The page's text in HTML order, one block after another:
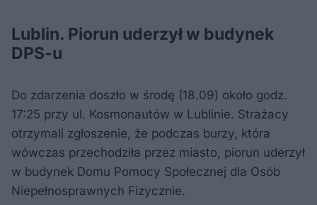
Lublin. Piorun uderzył w budynek
DPS-u
Do zdarzenia doszło w środę (18.09) około godz.
17:25 przy ul. Kosmonautów w Lublinie. Strażacy
otrzymali zgłoszenie, że podczas burzy, która
wówczas przechodziła przez miasto, piorun uderzył
w budynek Domu Pomocy Społecznej dla Osób
Niepełnosprawnych Fizycznie.